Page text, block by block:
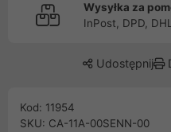
Wysyłka za
InPost, DPD,
Udostępnij
Kod: 11954
SKU: CA-11A-00SENN-00